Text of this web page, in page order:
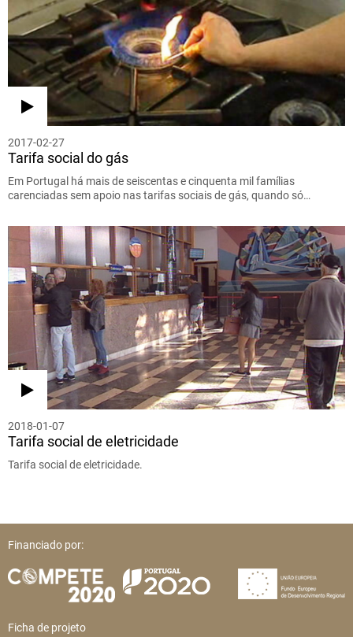
2017-02-27
Tarifa social do gás
Em Portugal há mais de seiscentas e cinquenta mil famílias
carenciadas sem apoio nas tarifas sociais de gás, quando só…
2018-01-07
Tarifa social de eletricidade
Tarifa social de eletricidade.
Financiado por:
Ficha de projeto